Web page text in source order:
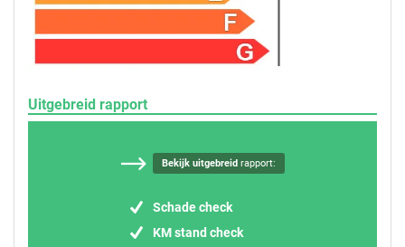
Uitgebreid rapport
Bekijk uitgebreidrapport:
Schade check
KM stand check